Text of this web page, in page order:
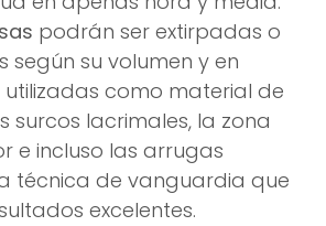
podrán ser extirpadas o
según su volumen y en
como material de
surcos lacrimales, la zona
e incluso las arrugas
técnica de vanguardia que
excelentes.